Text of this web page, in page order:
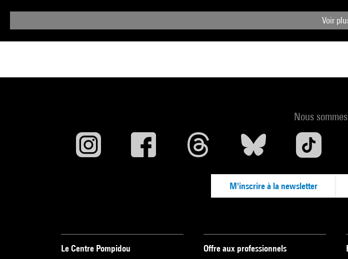
Voir
Nous
M'inscrire à la newsletter
Le Centre Pompidou Offre aux professionnels